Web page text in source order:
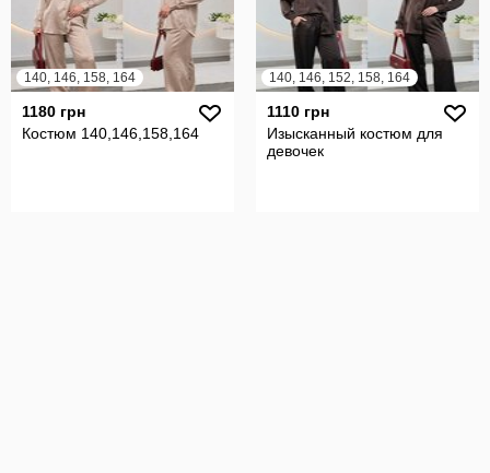
140, 146, 158, 164
1180 грн
Костюм 140,146,158,164
140, 146, 152, 158, 164
1110 грн
Изысканный костюм для
девочек